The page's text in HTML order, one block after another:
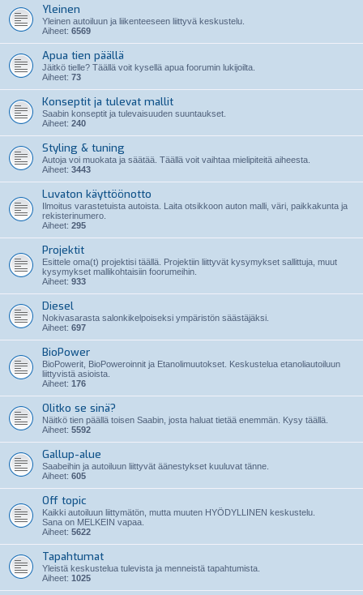
Yleinen
Yleinen autoiluun ja liikenteeseen liittyvä keskustelu.
Aiheet: 6569
Apua tien päällä
Jäitkö tielle? Täällä voit kysellä apua foorumin lukijoilta.
Aiheet: 73
Konseptit ja tulevat mallit
Saabin konseptit ja tulevaisuuden suuntaukset.
Aiheet: 240
Styling & tuning
Autoja voi muokata ja säätää. Täällä voit vaihtaa mielipiteitä aiheesta.
Aiheet: 3443
Luvaton käyttöönotto
Ilmoitus varastetuista autoista. Laita otsikkoon auton malli, väri, paikkakunta ja
rekisterinumero.
Aiheet: 295
Projektit
Esittele oma(t) projektisi täällä. Projektiin liittyvät kysymykset sallittuja, muut
kysymykset mallikohtaisiin foorumeihin.
Aiheet: 933
Diesel
Nokivasarasta salonkikelpoiseksi ympäristön säästäjäksi.
Aiheet: 697
BioPower
BioPowerit, BioPoweroinnit ja Etanolimuutokset. Keskustelua etanoliautoiluun
liittyvistä asioista.
Aiheet: 176
Olitko se sinä?
Näitkö tien päällä toisen Saabin, josta haluat tietää enemmän. Kysy täällä.
Aiheet: 5592
Gallup-alue
Saabeihin ja autoiluun liittyvät äänestykset kuuluvat tänne.
Aiheet: 605
Off topic
Kaikki autoiluun liittymätön, mutta muuten HYÖDYLLINEN keskustelu.
Sana on MELKEIN vapaa.
Aiheet: 5622
Tapahtumat
Yleistä keskustelua tulevista ja menneistä tapahtumista.
Aiheet: 1025